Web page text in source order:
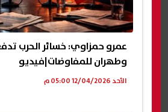
عمرو حمزاوي: خسائر الحرب
وطهران للمفاوضات|فيديو
الأحد 12/04/2026 05:00 م